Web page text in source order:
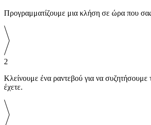
Προγραμματίζουμε μια κλήση σε ώρα που σας
2
Κλείνουμε ένα ραντεβού για να συζητήσουμε
έχετε.